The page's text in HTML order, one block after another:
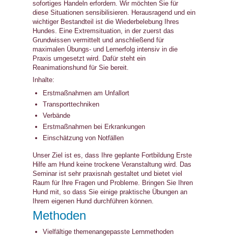
sofortiges Handeln erfordern. Wir möchten Sie für
diese Situationen sensibilisieren. Herausragend und ein
wichtiger Bestandteil ist die Wiederbelebung Ihres
Hundes. Eine Extremsituation, in der zuerst das
Grundwissen vermittelt und anschließend für
maximalen Übungs- und Lernerfolg intensiv in die
Praxis umgesetzt wird. Dafür steht ein
Reanimationshund für Sie bereit.
Inhalte:
Erstmaßnahmen am Unfallort
Transporttechniken
Verbände
Erstmaßnahmen bei Erkrankungen
Einschätzung von Notfällen
Unser Ziel ist es, dass Ihre geplante Fortbildung Erste
Hilfe am Hund keine trockene Veranstaltung wird. Das
Seminar ist sehr praxisnah gestaltet und bietet viel
Raum für Ihre Fragen und Probleme. Bringen Sie Ihren
Hund mit, so dass Sie einige praktische Übungen an
Ihrem eigenen Hund durchführen können.
Methoden
Vielfältige themenangepasste Lernmethoden